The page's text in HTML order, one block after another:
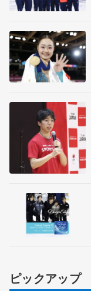
ピックアップ